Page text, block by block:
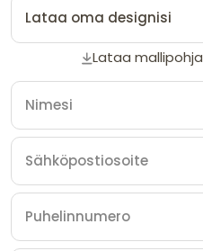
Lataa oma designisi
Lataa